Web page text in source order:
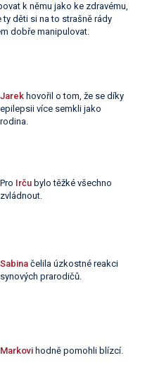
k němu jako ke zdravému,
děti si na to strašně rády
dobře manipulovat.
Jarekhovořil o tom, že se díky
epilepsii více semkli jako
rodina.
Pro Irču bylo těžké všechno
zvládnout.
Sabina čelila úzkostné reakci
synových prarodičů.
Markovi hodně pomohli blízcí.